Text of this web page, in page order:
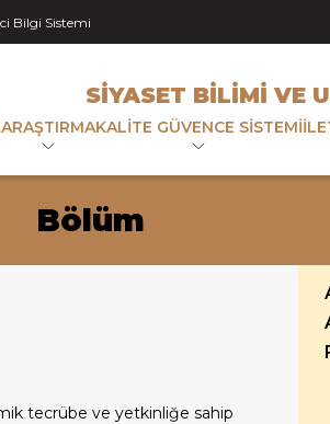
Bilgi Sistemi
SIYASET BILIMI VE
ARAŞTIRMAKALITE GÜVENCE SISTEMI
Bölüm
tecrübe ve yetkinliğe sahip